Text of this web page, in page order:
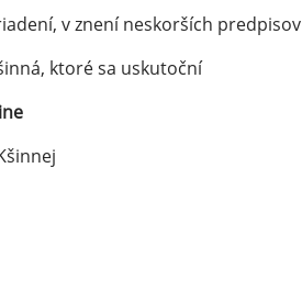
v znení neskorších predpisov
ktoré sa uskutoční